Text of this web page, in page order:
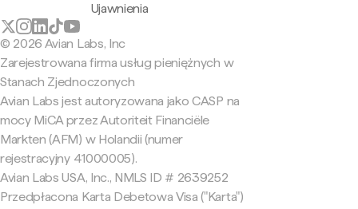
Ujawnienia
© 2026 Avian Labs, Inc
Zarejestrowana firma usług pieniężnych w
Stanach Zjednoczonych
Avian Labs jest autoryzowana jako CASP na
mocy MiCA przez Autoriteit Financiële
Markten (AFM) w Holandii (numer
rejestracyjny 41000005).
Avian Labs USA, Inc., NMLS ID # 2639252
Przedpłacona Karta Debetowa Visa ("Karta")